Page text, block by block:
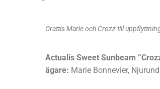
Grattis Marie och Crozz till
Actualis Sweet Sunbeam
ägare: Marie Bonnevier,